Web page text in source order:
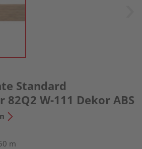
Standard
W-111 Dekor ABS
m